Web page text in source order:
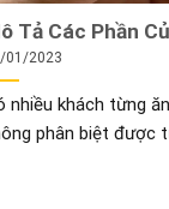
Tả Các Phần
01/2023
nhiều khách từng
phân biệt được